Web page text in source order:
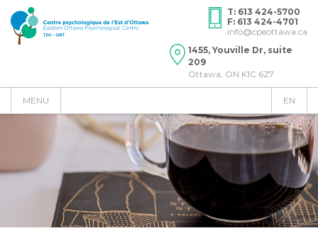
T: 613 424-5700
F: 613 424-4701
info@cpeottawa.ca
1455, Youville Dr, suite
209
Ottawa, ON K1C 6Z7
MENU EN